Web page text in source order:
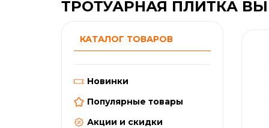
ТРОТУАРНАЯ ПЛИТКА
КАТАЛОГ ТОВАРОВ
Новинки
Популярные товары
Акции и скидки